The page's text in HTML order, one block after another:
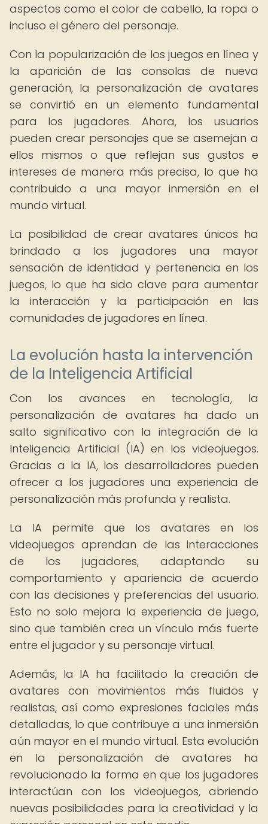
aspectos como el color de cabello, la ropa o
incluso el género del personaje.
Con la popularización de los juegos en línea y
la aparición de las consolas de nueva
generación, la personalización de avatares
se convirtió en un elemento fundamental
para los jugadores. Ahora, los usuarios
pueden crear personajes que se asemejan a
ellos mismos o que reflejan sus gustos e
intereses de manera más precisa, lo que ha
contribuido a una mayor inmersión en el
mundo virtual.
La posibilidad de crear avatares únicos ha
brindado a los jugadores una mayor
sensación de identidad y pertenencia en los
juegos, lo que ha sido clave para aumentar
la interacción y la participación en las
comunidades de jugadores en línea.
La evolución hasta la intervención
de la Inteligencia Artificial
Con los avances en tecnología, la
personalización de avatares ha dado un
salto significativo con la integración de la
Inteligencia Artificial (IA) en los videojuegos.
Gracias a la IA, los desarrolladores pueden
ofrecer a los jugadores una experiencia de
personalización más profunda y realista.
La IA permite que los avatares en los
videojuegos aprendan de las interacciones
de los jugadores, adaptando su
comportamiento y apariencia de acuerdo
con las decisiones y preferencias del usuario.
Esto no solo mejora la experiencia de juego,
sino que también crea un vínculo más fuerte
entre el jugador y su personaje virtual.
Además, la IA ha facilitado la creación de
avatares con movimientos más fluidos y
realistas, así como expresiones faciales más
detalladas, lo que contribuye a una inmersión
aún mayor en el mundo virtual. Esta evolución
en la personalización de avatares ha
revolucionado la forma en que los jugadores
interactúan con los videojuegos, abriendo
nuevas posibilidades para la creatividad y la